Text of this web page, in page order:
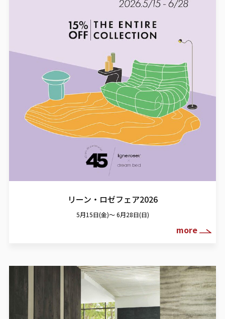
リーン・ロゼフェア2026
5月15日(金)～ 6月28日(日)
more